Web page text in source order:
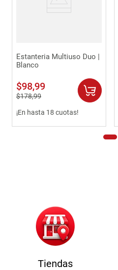
Estanteria Multiuso Duo |
Blanco
$98,99
$178,99
¡En hasta 18 cuotas!
Tiendas